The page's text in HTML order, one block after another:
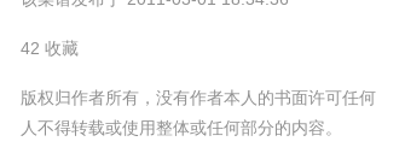
42 收藏
版权归作者所有，没有作者本人的书面许可任何
人不得转载或使用整体或任何部分的内容。